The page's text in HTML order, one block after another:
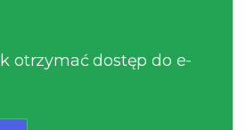
otrzymać dostęp do e-